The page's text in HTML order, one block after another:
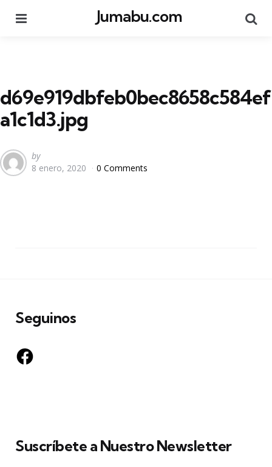
Jumabu.com
d69e919dbfeb0bec8658c584ef
a1c1d3.jpg
Posted
by
by
8 enero, 2020
0 Comments
Seguinos
Facebook
Suscríbete a Nuestro Newsletter